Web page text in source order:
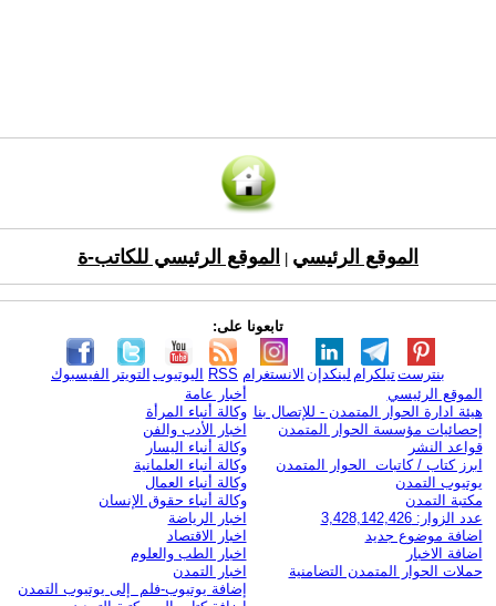
الموقع الرئيسي الموقع الرئيسي للكاتب-ة
تابعونا على:
الفيسبوك التويتر اليوتيوب RSS الانستغرام لينكدإن تيلكرامبنترست
الموقع الرئيسي
هيئة ادارة الحوار المتمدن - للإتصال بنا
إحصائيات مؤسسة الحوار المتمدن
قواعد النشر
ابرز كتاب / كاتبات الحوار المتمدن
يوتيوب التمدن
مكتبة التمدن
عدد الزوار: 3,428,142,426
اضافة موضوع جديد
اضافة الاخبار
حملات الحوار المتمدن التضامنية
أخبار عامة
وكالة أنباء المرأة
اخبار الأدب والفن
وكالة أنباء اليسار
وكالة أنباء العلمانية
وكالة أنباء العمال
وكالة أنباء حقوق الإنسان
اخبار الرياضة
اخبار الاقتصاد
اخبار الطب والعلوم
اخبار التمدن
إضافة يوتيوب-فلم إلى يوتيوب التمدن